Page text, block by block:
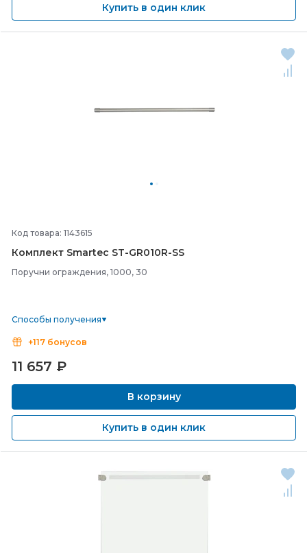
Купить в один клик
Код товара: 1143615
Комплект Smartec ST-GR010R-SS
Поручни ограждения, 1000, 30
Способы получения
+117 бонусов
11 657 ₽
В корзину
Купить в один клик